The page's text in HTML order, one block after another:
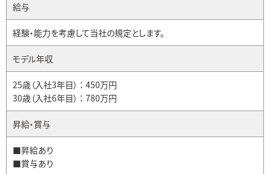
給与
経験・能力を考慮して当社の規定とします。
モデル年収
25歳（入社3年目） ： 450万円
30歳（入社6年目） ： 780万円
昇給・賞与
■昇給あり
■賞与あり